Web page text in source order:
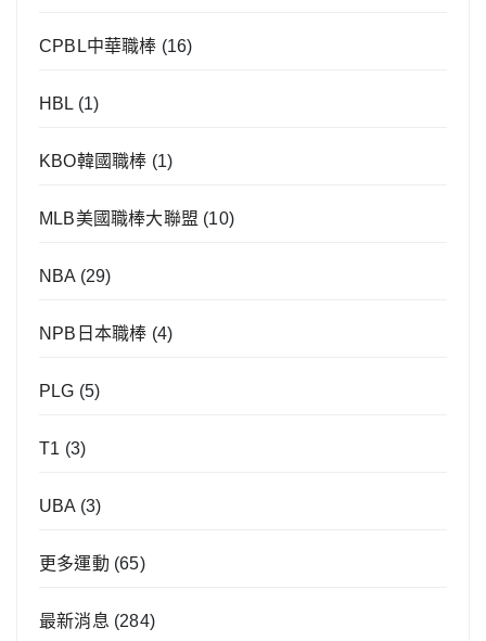
CPBL中華職棒 (16)
HBL (1)
KBO韓國職棒 (1)
MLB美國職棒大聯盟 (10)
NBA (29)
NPB日本職棒 (4)
PLG (5)
T1 (3)
UBA (3)
更多運動 (65)
最新消息 (284)